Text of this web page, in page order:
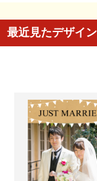
最近見たデザイン